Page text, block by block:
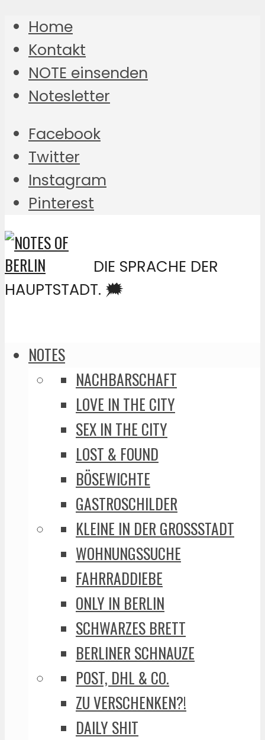
Home
Kontakt
NOTE einsenden
Notesletter
Facebook
Twitter
Instagram
Pinterest
DIE SPRACHE DER
HAUPTSTADT. 🗯️
NOTES
NACHBARSCHAFT
LOVE IN THE CITY
SEX IN THE CITY
LOST & FOUND
BÖSEWICHTE
GASTROSCHILDER
KLEINE IN DER GROSSSTADT
WOHNUNGSSUCHE
FAHRRADDIEBE
ONLY IN BERLIN
SCHWARZES BRETT
BERLINER SCHNAUZE
POST, DHL & CO.
ZU VERSCHENKEN?!
DAILY SHIT